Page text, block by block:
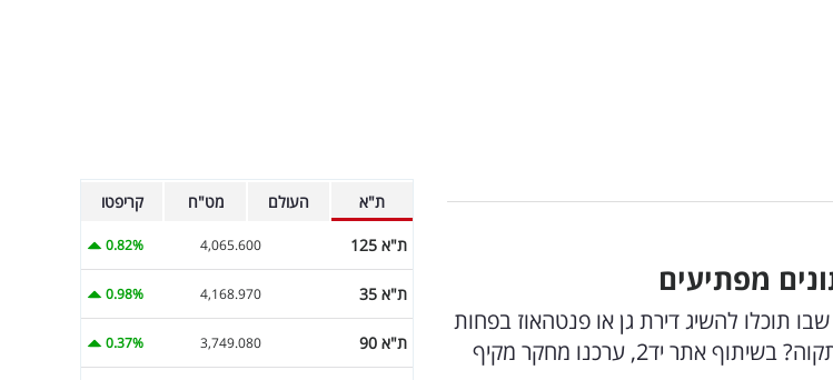
מפתיעים
יותר מ-10 מיליון שקל, המקום שבו תוכלו להשיג דירת גן או פנטהאוז בפחות
מ-3 מיליון והיכן המחירים גבוהים יותר - בכפר סבא, בנתניה או בפתח תקוה? בשיתוף אתר יד2, ערכנו מחקר מקיף
ת"א העולם מט"ח קריפטו
ת"א 125 4,065.600
0.82%
ת"א 35 4,168.970
0.98%
ת"א 90 3,749.080
0.37%